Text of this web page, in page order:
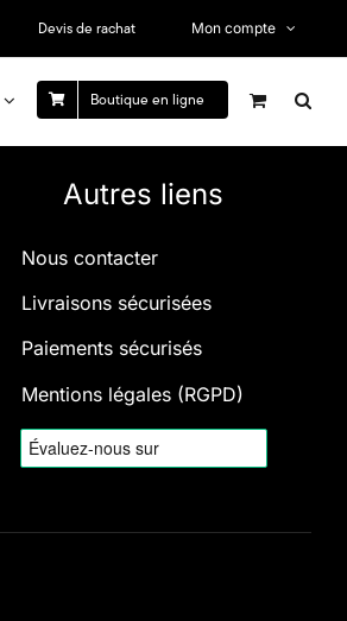
Devis de rachat Mon compte
Boutique en ligne
Autres liens
Nous contacter
Livraisons sécurisées
Paiements sécurisés
Mentions légales (RGPD)